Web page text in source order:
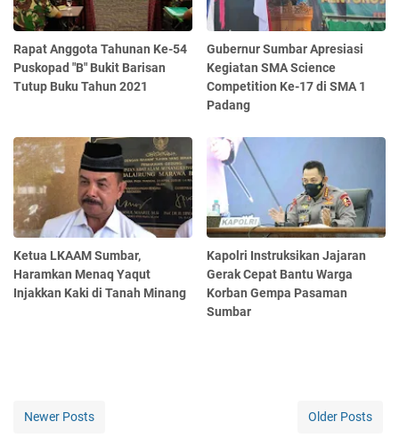
Rapat Anggota Tahunan Ke-54
Puskopad "B" Bukit Barisan
Tutup Buku Tahun 2021
Gubernur Sumbar Apresiasi
Kegiatan SMA Science
Competition Ke-17 di SMA 1
Padang
Ketua LKAAM Sumbar,
Haramkan Menaq Yaqut
Injakkan Kaki di Tanah Minang
Kapolri Instruksikan Jajaran
Gerak Cepat Bantu Warga
Korban Gempa Pasaman
Sumbar
Newer Posts Older Posts